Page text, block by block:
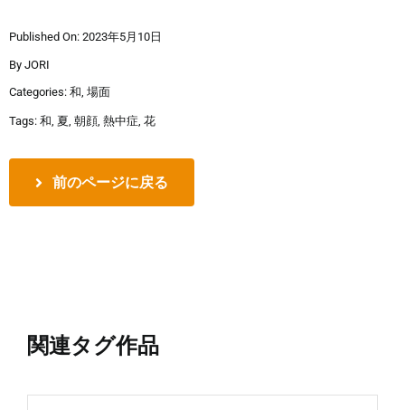
Published On: 2023年5月10日
By JORI
Categories: 和, 場面
Tags: 和, 夏, 朝顔, 熱中症, 花
前のページに戻る
関連タグ作品